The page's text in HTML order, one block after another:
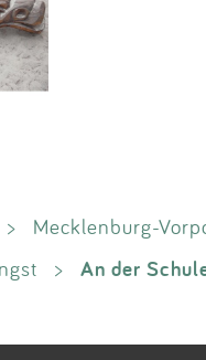
> Mecklenburg-
> An der